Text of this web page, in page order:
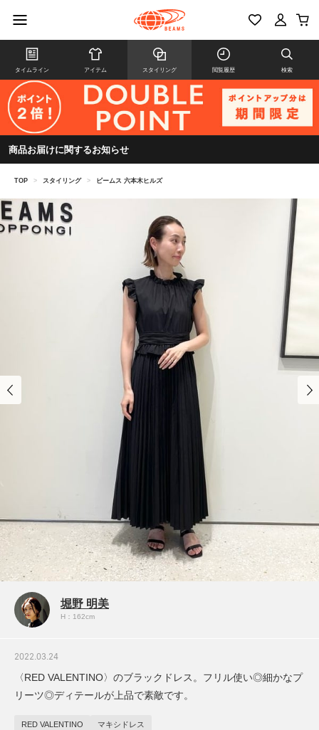
タイムライン アイテム スタイリング 閲覧履歴 検索
商品お届けに関するお知らせ
TOP > スタイリング > ビームス 六本木ヒルズ
堀野 明美
H：162cm
2022.03.24
〈RED VALENTINO〉のブラックドレス。フリル使い◎細かなプ
リーツ◎ディテールが上品で素敵です。
RED VALENTINO マキシドレス